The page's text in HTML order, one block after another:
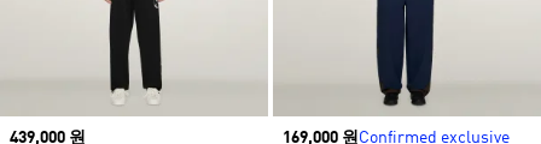
Price
439,000 원
Price
169,000 원Confirmed exclusive